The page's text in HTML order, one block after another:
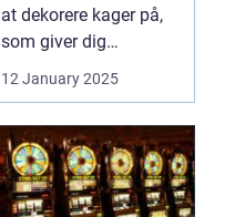
at dekorere kager på,
som giver dig
12 January 2025